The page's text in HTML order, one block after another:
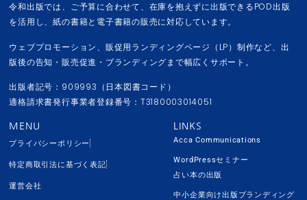
令和出版では、ご予算に合わせて、在庫を抱えずに出版できるPOD出版
を活用し、紙の書籍と電子書籍の販売に対応しています。
ウェブプロモーション、販促用ランディングページ（LP）制作など、出
版後の告知・販売促進・ブランディングまで幅広くサポート。
出版者記号：909993（日本図書コード）
適格請求書発行事業者登録番号：T3180003014051
MENU
プライバシーポリシー
特定商取引法に基づく表記
運営会社
LINKS
Acca Communications
WordPressセミナー
占い本の出版
中小企業向け出版ブランディング